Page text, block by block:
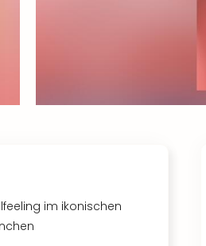
im ikonischen